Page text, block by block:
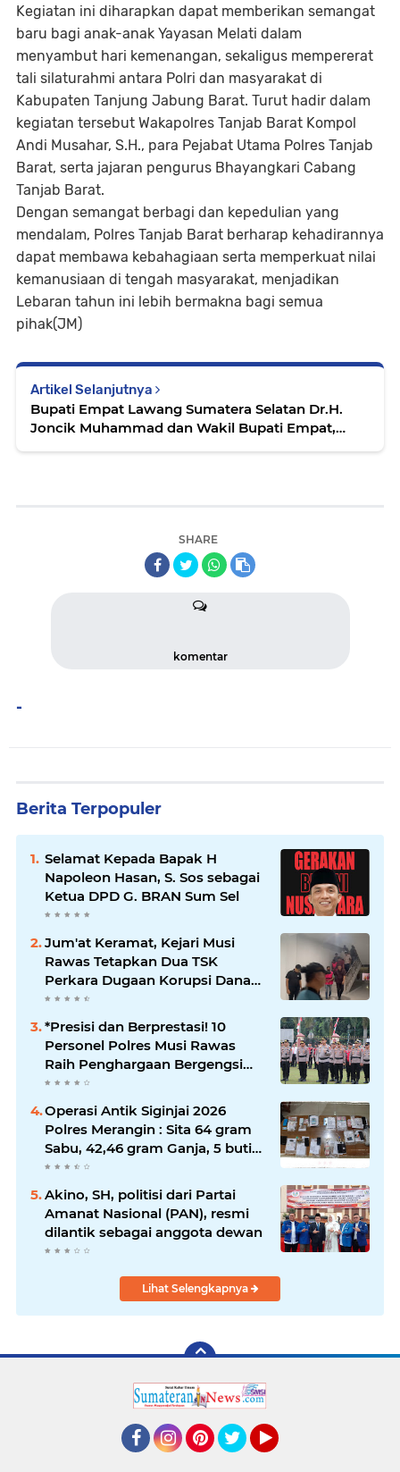
Kegiatan ini diharapkan dapat memberikan semangat
baru bagi anak-anak Yayasan Melati dalam
menyambut hari kemenangan, sekaligus mempererat
tali silaturahmi antara Polri dan masyarakat di
Kabupaten Tanjung Jabung Barat. Turut hadir dalam
kegiatan tersebut Wakapolres Tanjab Barat Kompol
Andi Musahar, S.H., para Pejabat Utama Polres Tanjab
Barat, serta jajaran pengurus Bhayangkari Cabang
Tanjab Barat.
Dengan semangat berbagi dan kepedulian yang
mendalam, Polres Tanjab Barat berharap kehadirannya
dapat membawa kebahagiaan serta memperkuat nilai
kemanusiaan di tengah masyarakat, menjadikan
Lebaran tahun ini lebih bermakna bagi semua
pihak(JM)
Artikel Selanjutnya
Bupati Empat Lawang Sumatera Selatan Dr.H.
Joncik Muhammad dan Wakil Bupati Empat,
SHARE
komentar
-
Berita Terpopuler
Selamat Kepada Bapak H
Napoleon Hasan, S. Sos sebagai
Ketua DPD G. BRAN Sum Sel
Jum'at Keramat, Kejari Musi
Rawas Tetapkan Dua TSK
Perkara Dugaan Korupsi Dana
Peremajaan PSR
*Presisi dan Berprestasi! 10
Personel Polres Musi Rawas
Raih Penghargaan Bergengsi
dari Kapolda Sumsel*
Operasi Antik Siginjai 2026
Polres Merangin : Sita 64 gram
Sabu, 42,46 gram Ganja, 5 butir
extasi, dan Amankan 21 Orang
Tersangka
Akino, SH, politisi dari Partai
Amanat Nasional (PAN), resmi
dilantik sebagai anggota dewan
Lihat Selengkapnya